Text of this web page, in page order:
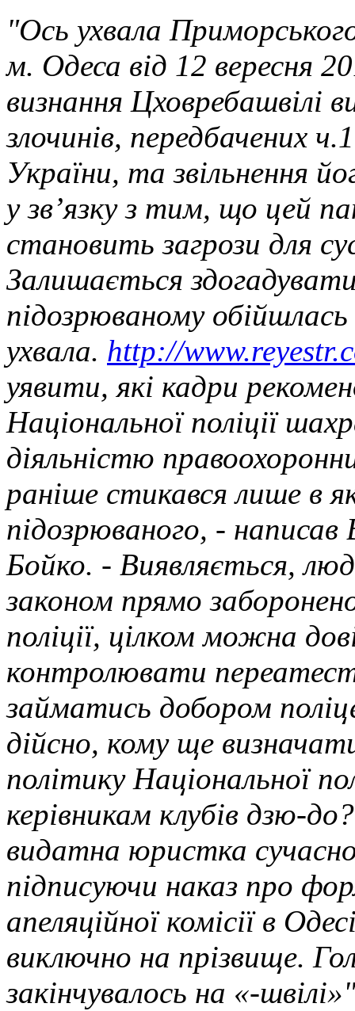
"Ось ухвала
м. Одеса від 12 вересня
визнання Цховребашвілі
злочинів, передбачених
України, та звільнення
у зв’язку з тим, що цей
становить загрози для
Залишається
підозрюваному обійшлась
ухвала. http://
уявити, які кадри
Національної поліції
діяльністю
раніше стикався лише в
підозрюваного, -
Бойко. - Виявляється,
законом прямо
поліції, цілком можна
контролювати
займатись добором
дійсно, кому ще
політику Національної
керівникам клубів дзю-
видатна юристка
підписуючи наказ про
апеляційної комісії в
виключно на прізвище.
закінчувалось на «-швілі»